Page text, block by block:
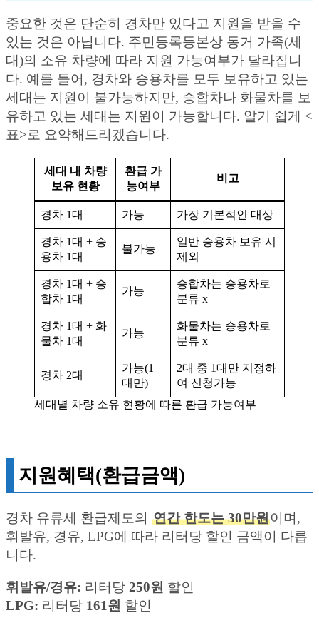
중요한 것은 단순히 경차만 있다고 지원을 받을 수
있는 것은 아닙니다. 주민등록등본상 동거 가족(세
대)의 소유 차량에 따라 지원 가능여부가 달라집니
다. 예를 들어, 경차와 승용차를 모두 보유하고 있는
세대는 지원이 불가능하지만, 승합차나 화물차를 보
유하고 있는 세대는 지원이 가능합니다. 알기 쉽게 <
표>로 요약해드리겠습니다.
세대 내 차량
보유 현황
환급 가
능여부
비고
경차 1대 가능 가장 기본적인 대상
경차 1대 + 승
용차 1대
불가능
일반 승용차 보유 시
제외
경차 1대 + 승
합차 1대
가능
승합차는 승용차로
분류 x
경차 1대 + 화
물차 1대
가능
화물차는 승용차로
분류 x
경차 2대
가능(1
대만)
2대 중 1대만 지정하
여 신청가능
세대별 차량 소유 현황에 따른 환급 가능여부
지원혜택(환급금액)
경차 유류세 환급제도의 연간 한도는 30만원이며,
휘발유, 경유, LPG에 따라 리터당 할인 금액이 다릅
니다.
휘발유/경유: 리터당 250원 할인
LPG: 리터당 161원 할인